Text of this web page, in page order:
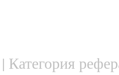
| Категория